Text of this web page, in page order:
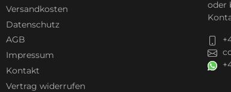
Versandkosten
Datenschutz
AGB
Impressum
Kontakt
Vertrag widerrufen
oder